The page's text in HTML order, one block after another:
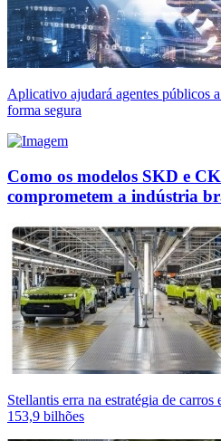
Aplicativo ajudará agentes públicos
forma segura
Como os modelos SKD e
comprometem a indústria
Stellantis erra na estratégia de
153,9 bilhões